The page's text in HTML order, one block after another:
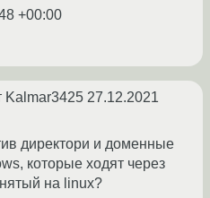
+00:00
Kalmar3425 27.12.2021
директори и доменные
которые ходят через
на linux?